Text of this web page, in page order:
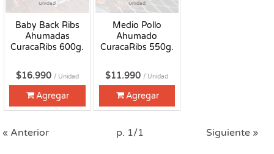
Unidad
Baby Back Ribs
Ahumadas
CuracaRibs 600g.
$16.990 / Unidad
Agregar
Unidad
Medio Pollo
Ahumado
CuracaRibs 550g.
$11.990 / Unidad
Agregar
« Anterior p. 1/1 Siguiente »